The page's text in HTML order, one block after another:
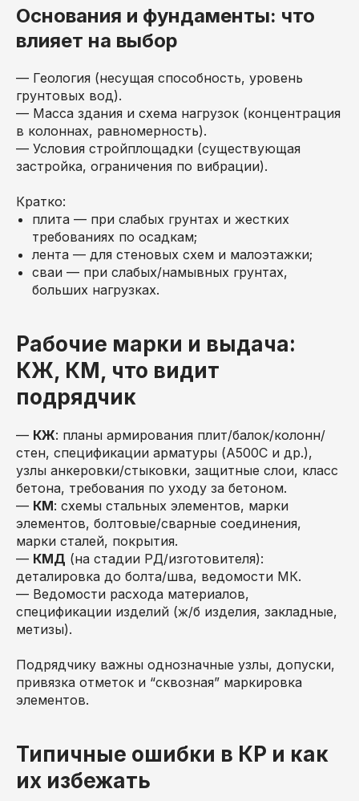
Основания и фундаменты: что
влияет на выбор
— Геология (несущая способность, уровень
грунтовых вод).
— Масса здания и схема нагрузок (концентрация
в колоннах, равномерность).
— Условия стройплощадки (существующая
застройка, ограничения по вибрации).
Кратко:
плита — при слабых грунтах и жестких
требованиях по осадкам;
лента — для стеновых схем и малоэтажки;
сваи — при слабых/намывных грунтах,
больших нагрузках.
Рабочие марки и выдача:
КЖ, КМ, что видит
подрядчик
— КЖ: планы армирования плит/балок/колонн/
стен, спецификации арматуры (A500С и др.),
узлы анкеровки/стыковки, защитные слои, класс
бетона, требования по уходу за бетоном.
— КМ: схемы стальных элементов, марки
элементов, болтовые/сварные соединения,
марки сталей, покрытия.
— КМД (на стадии РД/изготовителя):
деталировка до болта/шва, ведомости МК.
— Ведомости расхода материалов,
спецификации изделий (ж/б изделия, закладные,
метизы).
Подрядчику важны однозначные узлы, допуски,
привязка отметок и “сквозная” маркировка
элементов.
Типичные ошибки в КР и как
их избежать